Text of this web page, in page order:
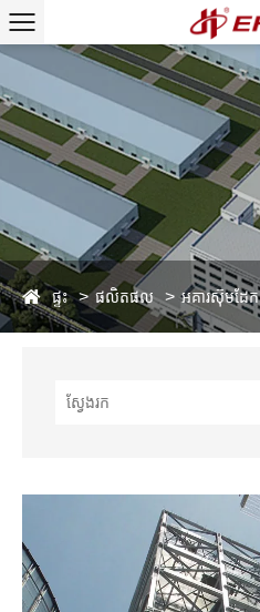
ផ្ទះ ផលិតផល អគារស៊ុមដែក